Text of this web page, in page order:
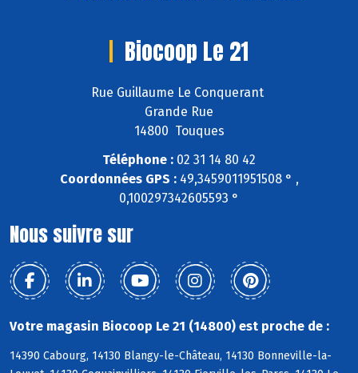
Biocoop Le 21
Rue Guillaume Le Conquerant
Grande Rue
14800 Touques
Téléphone : 02 31 14 80 42
Coordonnées GPS :49,3459011951508 ° ,
0,100297342605593 °
Nous suivre sur
Votre magasin Biocoop Le 21 (14800) est proche de :
14390 Cabourg, 14130 Blangy-le-Château, 14130 Bonneville-la-